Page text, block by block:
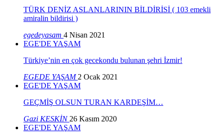
TÜRK DENİZ ASLANLARININ BİLDİRİSİ ( 103 emekli
amiralin bildirisi )
egedeyasam 4 Nisan 2021
EGE'DE YAŞAM
Türkiye’nin en çok gecekondu bulunan şehri İzmir!
EGEDE YAŞAM 2 Ocak 2021
EGE'DE YAŞAM
GEÇMİŞ OLSUN TURAN KARDEŞİM…
Gazi KESKİN 26 Kasım 2020
EGE'DE YAŞAM